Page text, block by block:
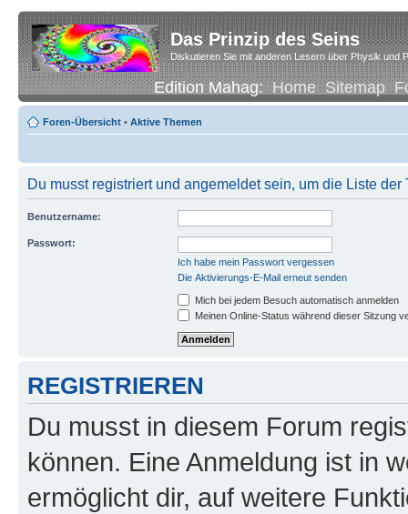
Das Prinzip des Seins
Diskutieren Sie mit anderen Lesern über Physik und
Edition Mahag:Home Sitemap
Foren-Übersicht • Aktive Themen
Du musst registriert und angemeldet sein, um die Liste
Benutzername:
Passwort:
Ich habe mein Passwort vergessen
Die Aktivierungs-E-Mail erneut senden
Mich bei jedem Besuch automatisch anmelden
Meinen Online-Status während dieser Sitzung
REGISTRIEREN
Du musst in diesem Forum
können. Eine Anmeldung ist in
ermöglicht dir, auf weitere